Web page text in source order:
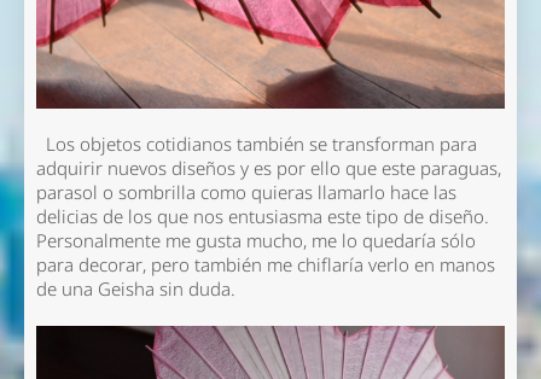
Los objetos cotidianos también se transforman para
adquirir nuevos diseños y es por ello que este paraguas,
parasol o sombrilla como quieras llamarlo hace las
delicias de los que nos entusiasma este tipo de diseño.
Personalmente me gusta mucho, me lo quedaría sólo
para decorar, pero también me chiflaría verlo en manos
de una Geisha sin duda.